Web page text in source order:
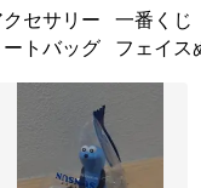
セサリー 一番くじ
ートバッグ フェイス